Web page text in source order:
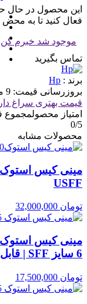
این محصول در حال
فعال کنید تا به
موجود شد خبرم کن
تماس بگیرید
برند : Hp
بروزرسانی قیمت: 9 ماه پیش
قیمت بهتری سراغ
امتیاز محصولمجموع
0/5
محصولات مشابه
USFF
تومان
6 سایز SFF | قابل ارتقا
تومان